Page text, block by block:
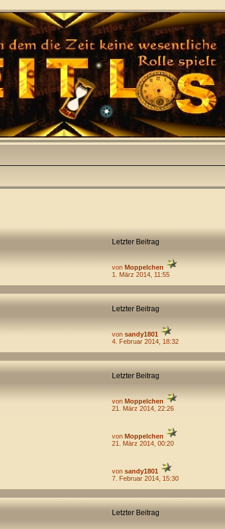
Letzter Beitrag
von Moppelchen
1. März 2014, 11:55
Letzter Beitrag
von sandy1801
4. Februar 2014, 18:32
Letzter Beitrag
von Moppelchen
21. März 2014, 22:26
von Moppelchen
21. März 2014, 00:20
von sandy1801
7. Februar 2014, 15:30
Letzter Beitrag